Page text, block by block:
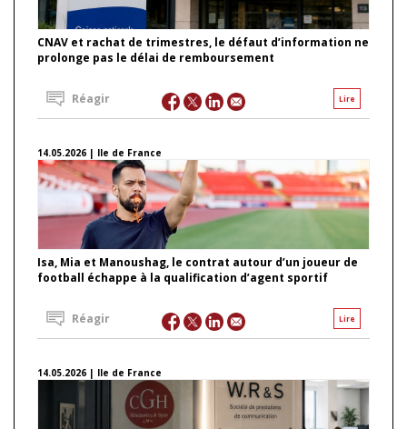
CNAV et rachat de trimestres, le défaut d’information ne
prolonge pas le délai de remboursement
Lire
Réagir
14.05.2026 | Ile de France
Isa, Mia et Manoushag, le contrat autour d’un joueur de
football échappe à la qualification d’agent sportif
Lire
Réagir
14.05.2026 | Ile de France